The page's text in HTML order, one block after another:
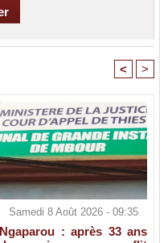
< >
Samedi 8 Août 2026 - 09:35
Ngaparou : après 33 ans